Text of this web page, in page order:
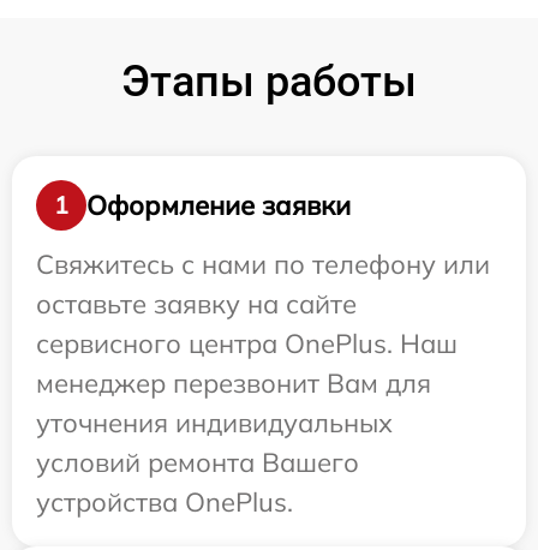
Этапы работы
1
Оформление заявки
Свяжитесь с нами по телефону или
оставьте заявку на сайте
сервисного центра OnePlus. Наш
менеджер перезвонит Вам для
уточнения индивидуальных
условий ремонта Вашего
устройства OnePlus.